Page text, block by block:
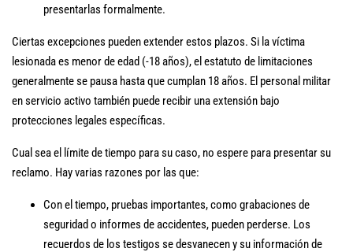
presentarlas formalmente.
Ciertas excepciones pueden extender estos plazos. Si la víctima
lesionada es menor de edad (-18 años), el estatuto de limitaciones
generalmente se pausa hasta que cumplan 18 años. El personal militar
en servicio activo también puede recibir una extensión bajo
protecciones legales específicas.
Cual sea el límite de tiempo para su caso, no espere para presentar su
reclamo. Hay varias razones por las que:
Con el tiempo, pruebas importantes, como grabaciones de
seguridad o informes de accidentes, pueden perderse. Los
recuerdos de los testigos se desvanecen y su información de